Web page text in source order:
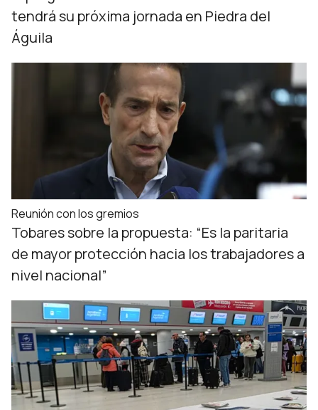
tendrá su próxima jornada en Piedra del
Águila
Reunión con los gremios
Tobares sobre la propuesta: “Es la paritaria
de mayor protección hacia los trabajadores a
nivel nacional”